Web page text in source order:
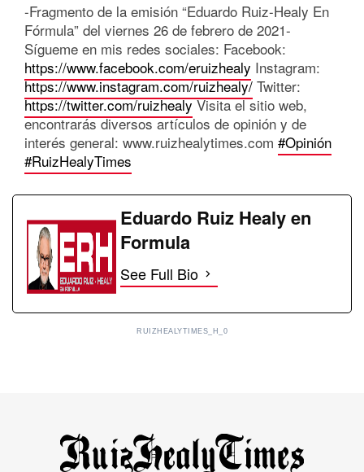
-Fragmento de la emisión “Eduardo Ruiz-Healy En
Fórmula” del viernes 26 de febrero de 2021-
Sígueme en mis redes sociales: Facebook:
https://www.facebook.com/eruizhealy Instagram:
https://www.instagram.com/ruizhealy/ Twitter:
https://twitter.com/ruizhealyVisita el sitio web,
encontrarás diversos artículos de opinión y de
interés general: www.ruizhealytimes.com #Opinión
#RuizHealyTimes
Eduardo Ruiz Healy en
Formula
See Full Bio
RUIZHEALYTIMES_H_0